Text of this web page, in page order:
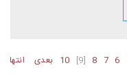
6
7
8
[9]
10 بعدی انتها